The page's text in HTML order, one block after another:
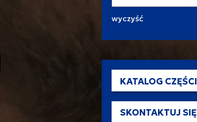
Wyszukaj
KATALOG CZĘŚCI
SKONTAKTUJ SIĘ